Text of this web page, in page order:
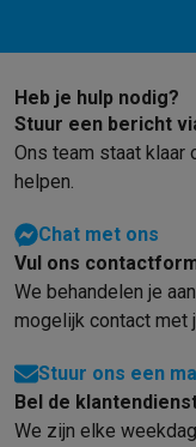
Heb je hulp nodig?
Stuur een bericht
Ons team staat klaar
helpen.
Chat met ons
Vul ons
We behandelen je
mogelijk contact met
Stuur ons een
Bel de
We zijn elke